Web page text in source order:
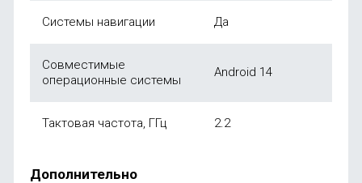
Системы навигации Да
Совместимые
операционные системы
Android 14
Тактовая частота, ГГц 2.2
Дополнительно